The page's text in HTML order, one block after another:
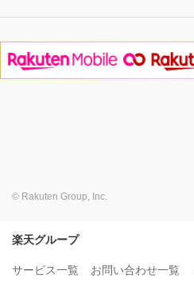
© Rakuten Group, Inc.
楽天グループ
サービス一覧 お問い合わせ一覧